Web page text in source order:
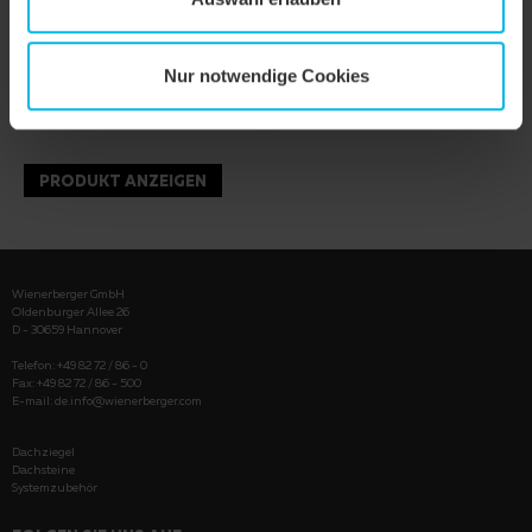
Nur notwendige Cookies
PRODUKT ANZEIGEN
Wienerberger GmbH
Oldenburger Allee 26
D - 30659 Hannover
Telefon: +49 82 72 / 86 - 0
Fax: +49 82 72 / 86 - 500
E-mail: de.info@wienerberger.com
Dachziegel
Dachsteine
Systemzubehör